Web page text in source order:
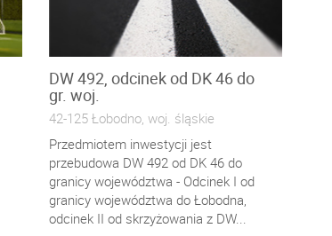
DW 492, odcinek od DK 46 do
gr. woj.
42-125 Łobodno, woj. śląskie
Przedmiotem inwestycji jest
przebudowa DW 492 od DK 46 do
granicy województwa - Odcinek I od
granicy województwa do Łobodna,
odcinek II od skrzyżowania z DW...